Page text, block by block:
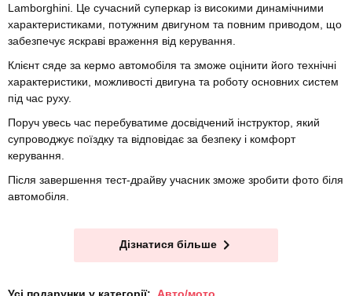
Lamborghini. Це сучасний суперкар із високими динамічними
характеристиками, потужним двигуном та повним приводом, що
забезпечує яскраві враження від керування.
Клієнт сяде за кермо автомобіля та зможе оцінити його технічні
характеристики, можливості двигуна та роботу основних систем
під час руху.
Поруч увесь час перебуватиме досвідчений інструктор, який
супроводжує поїздку та відповідає за безпеку і комфорт
керування.
Після завершення тест-драйву учасник зможе зробити фото біля
автомобіля.
Дізнатися більше